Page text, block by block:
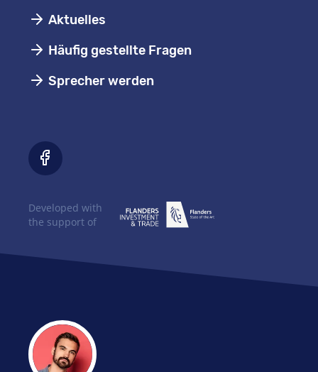
Aktuelles
Häufig gestellte Fragen
Sprecher werden
Developed with
the support of